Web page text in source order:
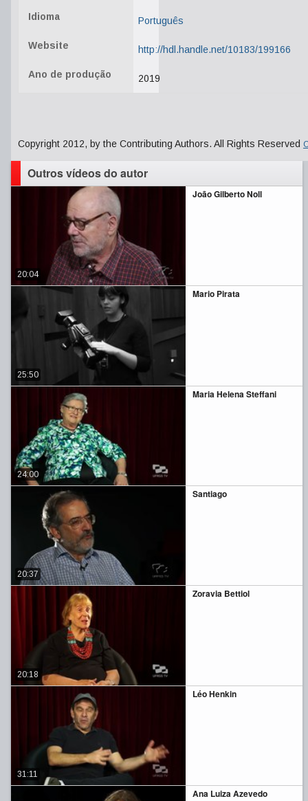
Idioma Português
Website http://hdl.handle.net/10183/199166
Ano de produção 2019
Copyright 2012, by the Contributing Authors. All Rights Reserved
Outros vídeos do autor
João Gilberto Noll
20:04
Mario Pirata
25:50
Maria Helena Steffani
24:00
Santiago
20:37
Zoravia Bettiol
20:18
Léo Henkin
31:11
Ana Luiza Azevedo